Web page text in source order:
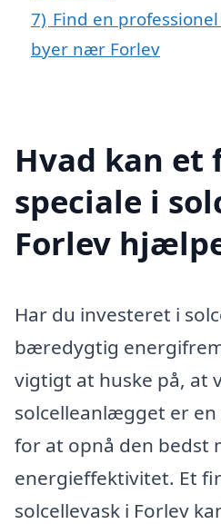
7) Find en
byer nær Forlev
Hvad kan et
speciale i
Forlev
Har du investeret i
bæredygtig
vigtigt at huske på, at
solcelleanlægget er
for at opnå den bedst
energieffektivitet. Et
solcellevask i Forlev